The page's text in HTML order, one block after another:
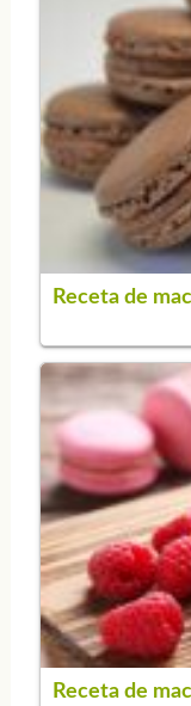
Receta de
Receta de